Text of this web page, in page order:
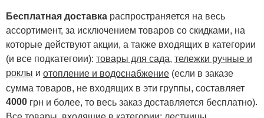
Бесплатная доставка распространяется на весь
ассортимент, за исключением товаров со скидками, на
которые действуют акции, а также входящих в категории
(и все подкатегоии): товары для сада, тележки ручные и
роклы и отопление и водоснабжение (если в заказе
сумма товаров, не входящих в эти группы, составляет
4000 грн и более, то весь заказ доставляется бесплатно).